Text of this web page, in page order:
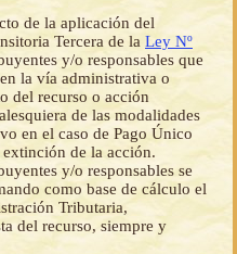
de la aplicación del
Tercera de la Ley Nº
y/o responsables que
la vía administrativa o
del recurso o acción
de las modalidades
en el caso de Pago Único
de la acción.
y/o responsables se
como base de cálculo el
Tributaria,
del recurso, siempre y